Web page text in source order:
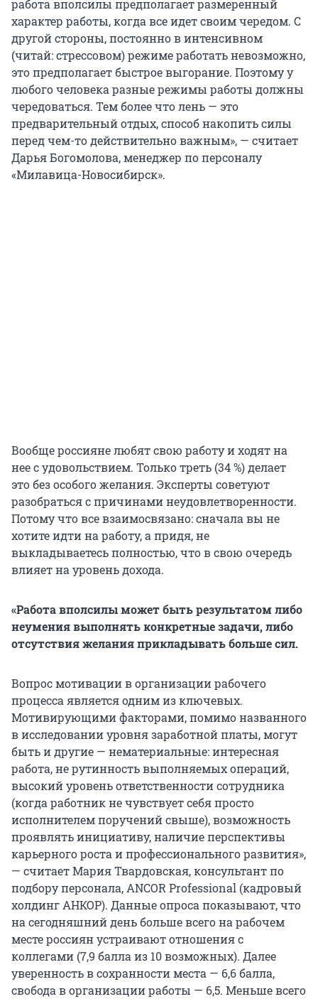
работа вполсилы предполагает размеренный
характер работы, когда все идет своим чередом. С
другой стороны, постоянно в интенсивном
(читай: стрессовом) режиме работать невозможно,
это предполагает быстрое выгорание. Поэтому у
любого человека разные режимы работы должны
чередоваться. Тем более что лень — это
предварительный отдых, способ накопить силы
перед чем-то действительно важным», — считает
Дарья Богомолова, менеджер по персоналу
«Милавица-Новосибирск».
Вообще россияне любят свою работу и ходят на
нее с удовольствием. Только треть (34 %) делает
это без особого желания. Эксперты советуют
разобраться с причинами неудовлетворенности.
Потому что все взаимосвязано: сначала вы не
хотите идти на работу, а придя, не
выкладываетесь полностью, что в свою очередь
влияет на уровень дохода.
«Работа вполсилы может быть результатом либо
неумения выполнять конкретные задачи, либо
отсутствия желания прикладывать больше сил.
Вопрос мотивации в организации рабочего
процесса является одним из ключевых.
Мотивирующими факторами, помимо названного
в исследовании уровня заработной платы, могут
быть и другие — нематериальные: интересная
работа, не рутинность выполняемых операций,
высокий уровень ответственности сотрудника
(когда работник не чувствует себя просто
исполнителем поручений свыше), возможность
проявлять инициативу, наличие перспективы
карьерного роста и профессионального развития»,
— считает Мария Твардовская, консультант по
подбору персонала, ANCOR Professional (кадровый
холдинг АНКОР). Данные опроса показывают, что
на сегодняшний день больше всего на рабочем
месте россиян устраивают отношения с
коллегами (7,9 балла из 10 возможных). Далее
уверенность в сохранности места — 6,6 балла,
свобода в организации работы — 6,5. Меньше всего